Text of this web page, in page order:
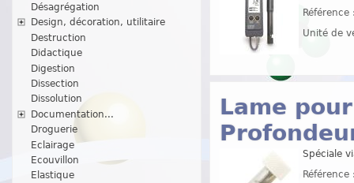
Désagrégation
Design, décoration, utilitaire
Destruction
Didactique
Digestion
Dissection
Dissolution
Documentation...
Droguerie
Eclairage
Ecouvillon
Elastique
Unité de
Lame
Spéciale